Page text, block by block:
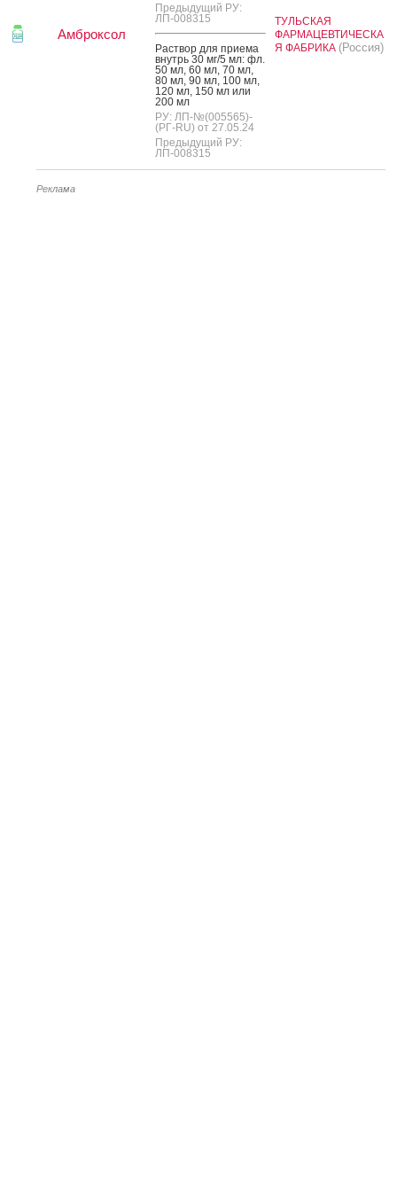
Амброксол
Предыдущий РУ:
ЛП-008315
Рас­твор для при­ема
внутрь 30 мг/5 мл: фл.
50 мл, 60 мл, 70 мл,
80 мл, 90 мл, 100 мл,
120 мл, 150 мл или
200 мл
РУ: ЛП-№(005565)-
(РГ-RU) от 27.05.24
Предыдущий РУ:
ЛП-008315
ТУЛЬСКАЯ
ФАРМАЦЕВТИЧЕСКА
Я ФАБРИКА (Россия)
Реклама